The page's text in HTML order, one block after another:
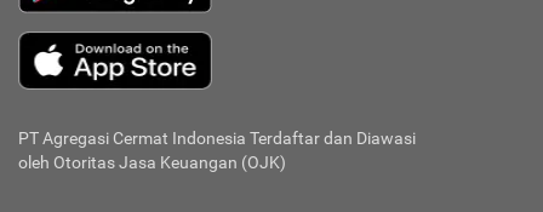
PT Agregasi Cermat Indonesia Terdaftar dan Diawasi
oleh Otoritas Jasa Keuangan (OJK)